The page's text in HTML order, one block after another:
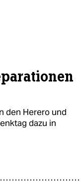
den Herero und
dazu in